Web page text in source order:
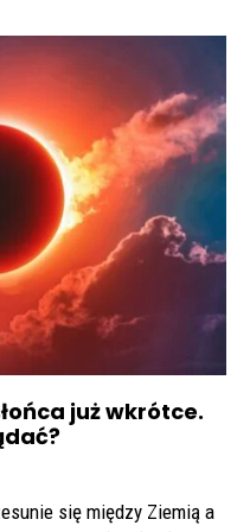
już wkrótce.
się między Ziemią a